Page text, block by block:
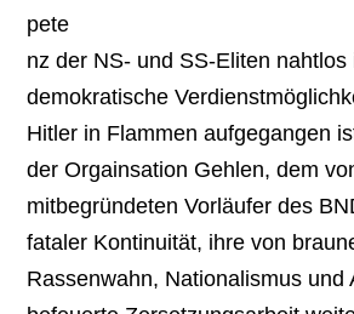
pete
nz der NS- und SS-Eliten nahtlos
demokratische
Hitler in Flammen aufgegangen
der Orgainsation Gehlen, dem
mitbegründeten Vorläufer des
fataler Kontinuität, ihre von
Rassenwahn, Nationalismus und